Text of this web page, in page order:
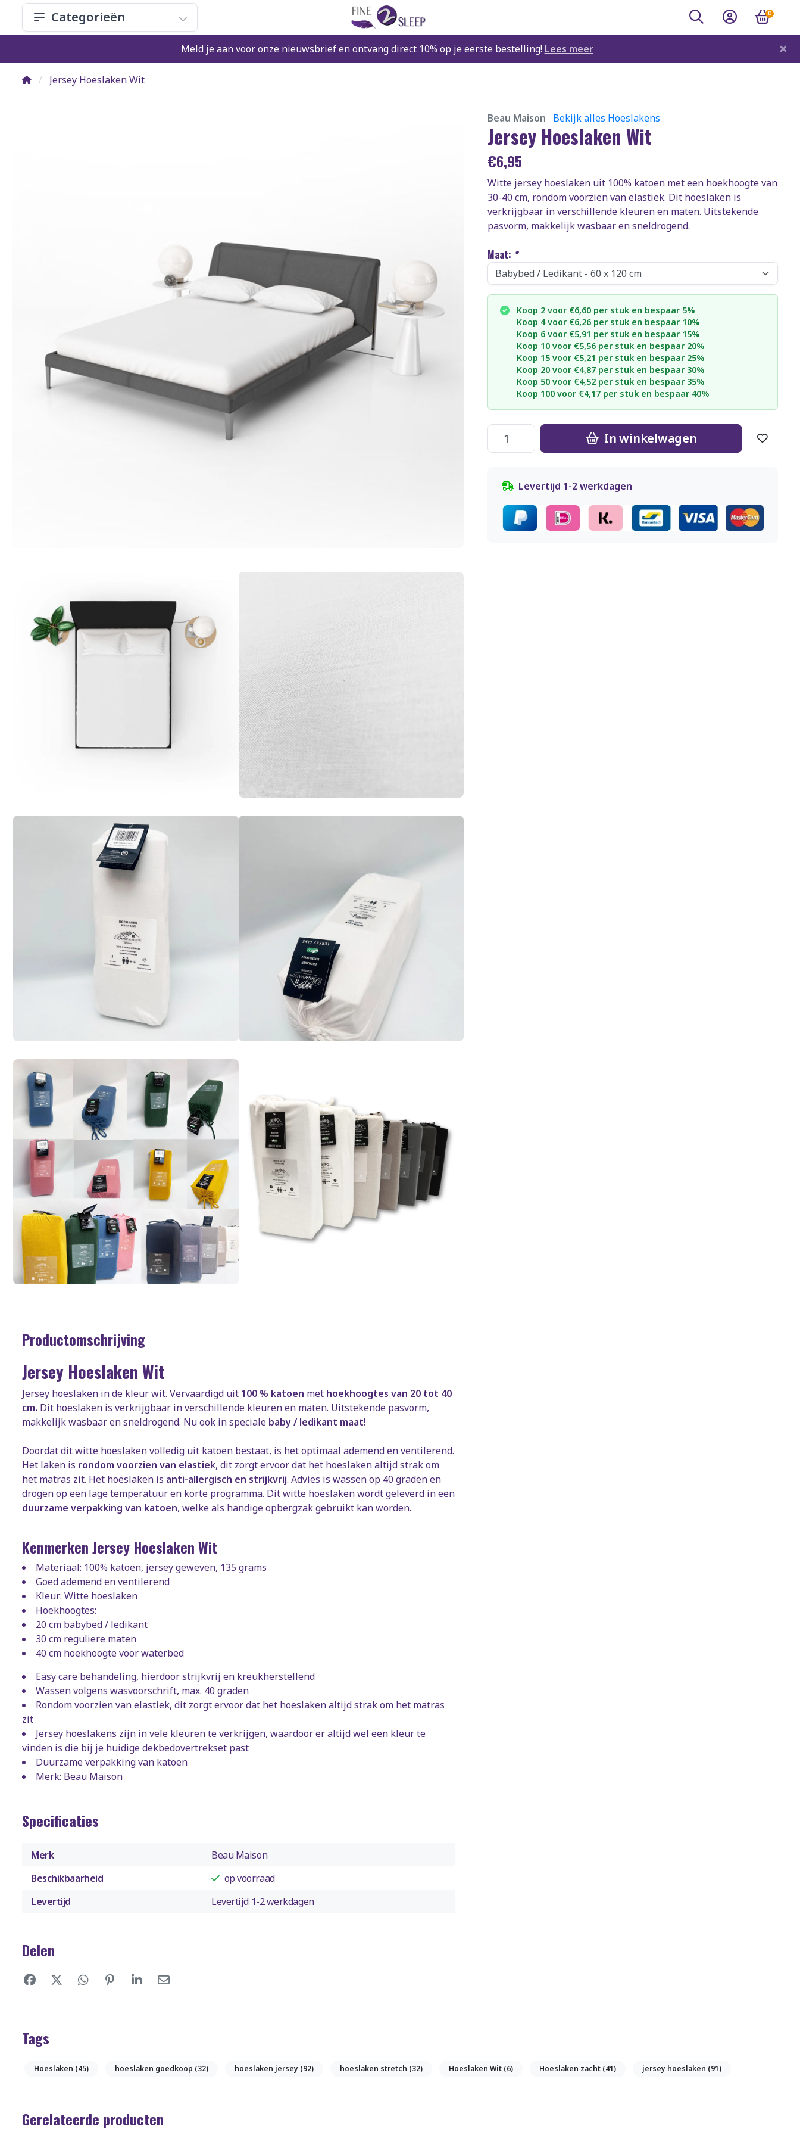
Categorieën 0
Meld je aan voor onze nieuwsbrief en ontvang direct 10% op je eerste bestelling! Lees meer ×
Jersey Hoeslaken Wit
Productomschrijving
Jersey Hoeslaken Wit
Jersey hoeslaken in de kleur wit. Vervaardigd uit 100 % katoen met hoekhoogtes van 20 tot 40
cm. Dit hoeslaken is verkrijgbaar in verschillende kleuren en maten. Uitstekende pasvorm,
makkelijk wasbaar en sneldrogend. Nu ook in speciale baby / ledikant maat!
Doordat dit witte hoeslaken volledig uit katoen bestaat, is het optimaal ademend en ventilerend.
Het laken is rondom voorzien van elastiek, dit zorgt ervoor dat het hoeslaken altijd strak om
het matras zit. Het hoeslaken is anti-allergisch en strijkvrij. Advies is wassen op 40 graden en
drogen op een lage temperatuur en korte programma. Dit witte hoeslaken wordt geleverd in een
duurzame verpakking van katoen, welke als handige opbergzak gebruikt kan worden.
Kenmerken Jersey Hoeslaken Wit
Materiaal: 100% katoen, jersey geweven, 135 grams
Goed ademend en ventilerend
Kleur: Witte hoeslaken
Hoekhoogtes:
20 cm babybed / ledikant
30 cm reguliere maten
40 cm hoekhoogte voor waterbed
Easy care behandeling, hierdoor strijkvrij en kreukherstellend
Wassen volgens wasvoorschrift, max. 40 graden
Rondom voorzien van elastiek, dit zorgt ervoor dat het hoeslaken altijd strak om het matras
zit
Jersey hoeslakens zijn in vele kleuren te verkrijgen, waardoor er altijd wel een kleur te
vinden is die bij je huidige dekbedovertrekset past
Duurzame verpakking van katoen
Merk: Beau Maison
Specificaties
Merk
Beau Maison
Beschikbaarheid
op voorraad
Levertijd
Levertijd 1-2 werkdagen
Delen
Beau Maison Bekijk alles Hoeslakens
Jersey Hoeslaken Wit
€6,95
Witte jersey hoeslaken uit 100% katoen met een hoekhoogte van
30-40 cm, rondom voorzien van elastiek. Dit hoeslaken is
verkrijgbaar in verschillende kleuren en maten. Uitstekende
pasvorm, makkelijk wasbaar en sneldrogend.
Maat: *
Koop 2 voor €6,60 per stuk en bespaar 5%
Koop 4 voor €6,26 per stuk en bespaar 10%
Koop 6 voor €5,91 per stuk en bespaar 15%
Koop 10 voor €5,56 per stuk en bespaar 20%
Koop 15 voor €5,21 per stuk en bespaar 25%
Koop 20 voor €4,87 per stuk en bespaar 30%
Koop 50 voor €4,52 per stuk en bespaar 35%
Koop 100 voor €4,17 per stuk en bespaar 40%
In winkelwagen
Levertijd 1-2 werkdagen
Tags
Hoeslaken (45) hoeslaken goedkoop (32) hoeslaken jersey (92) hoeslaken stretch (32) Hoeslaken Wit (6) Hoeslaken zacht (41) jersey hoeslaken (91)
Gerelateerde producten